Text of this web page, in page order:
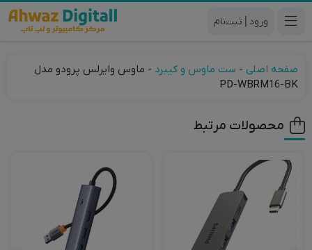
|
صفحه اصلی - ست ماوس و کیبرد - ماوس وایرلس پرودو مدل
PD-WBRM16-BK
محصولات مرتبط